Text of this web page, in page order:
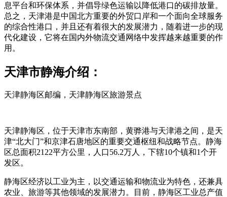
息平台和环保体系，并倡导绿色运输以降低港口的碳排放量。
总之，天津港是中国北方重要的外贸口岸和一个面向全球服务
的综合性港口，并且还有着很大的发展潜力，随着进一步的现
代化建设，它将在国内外物流交通网络中发挥越来越重要的作
用。
天津市静海介绍：
天津静海区邮编，天津静海区旅游景点
天津静海区，位于天津市东南部，黄骅港与天津港之间，是天
津“北大门”和京津石唐地区的重要交通枢纽和战略节点。静海
区总面积2122平方公里，人口56.2万人，下辖10个镇和1个开
发区。
静海区经济以工业为主，以交通运输和物流业为特色，还兼具
农业、旅游等其他领域的发展潜力。目前，静海区工业总产值